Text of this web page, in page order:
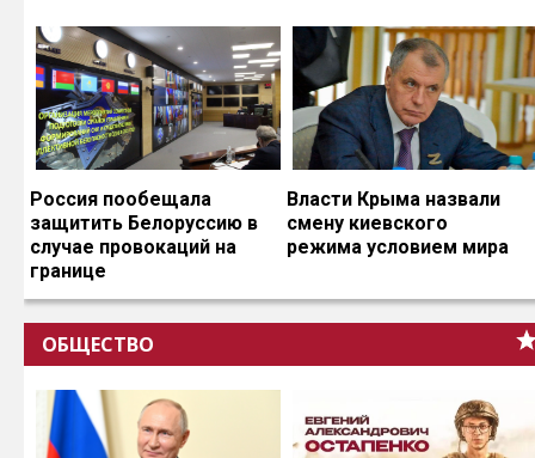
Россия пообещала
защитить Белоруссию в
случае провокаций на
границе
Власти Крыма назвали
смену киевского
режима условием мира
ОБЩЕСТВО